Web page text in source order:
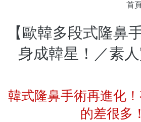
【歐韓多段式隆鼻
身成韓星！／素
首
韓式隆鼻手術再進化
的差很多！